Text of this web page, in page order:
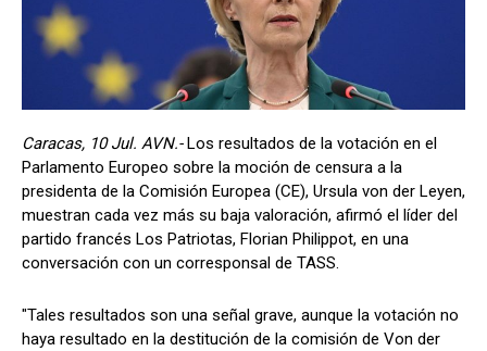
Caracas, 10 Jul. AVN.- Los resultados de la votación en el
Parlamento Europeo sobre la moción de censura a la
presidenta de la Comisión Europea (CE), Ursula von der Leyen,
muestran cada vez más su baja valoración, afirmó el líder del
partido francés Los Patriotas, Florian Philippot, en una
conversación con un corresponsal de TASS.
"Tales resultados son una señal grave, aunque la votación no
haya resultado en la destitución de la comisión de Von der